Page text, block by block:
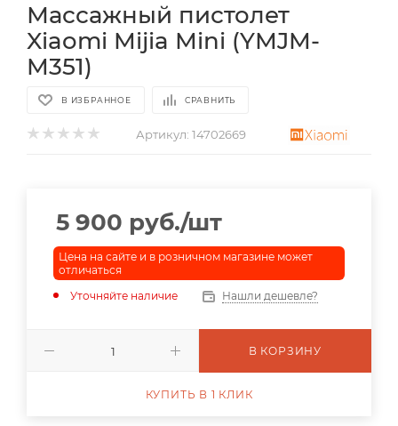
Массажный пистолет
Xiaomi Mijia Mini (YMJM-
M351)
В ИЗБРАННОЕ СРАВНИТЬ
Артикул: 14702669
5 900 руб./шт
Цена на сайте и в розничном магазине может
отличаться
Уточняйте наличие
Нашли дешевле?
В КОРЗИНУ
КУПИТЬ В 1 КЛИК